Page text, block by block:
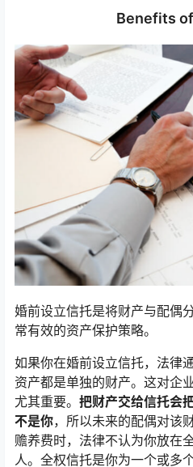
Benefits
婚前设立信托是将财产与配偶
常有效的资产保护策略。
如果你在婚前设立信托，法律
资产都是单独的财产。这对企
尤其重要。 把财产交给信托会
不是你，所以未来的配偶对该
赡养费时，法律不认为你放在
人。全权信托是你为一个或多